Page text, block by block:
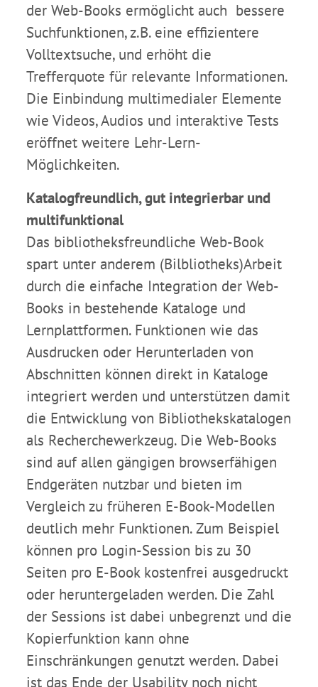
der Web-Books ermöglicht auch bessere
Suchfunktionen, z.B. eine effizientere
Volltextsuche, und erhöht die
Trefferquote für relevante Informationen.
Die Einbindung multimedialer Elemente
wie Videos, Audios und interaktive Tests
eröffnet weitere Lehr-Lern-
Möglichkeiten.
Katalogfreundlich, gut integrierbar und
multifunktional
Das bibliotheksfreundliche Web-Book
spart unter anderem (Bilbliotheks)Arbeit
durch die einfache Integration der Web-
Books in bestehende Kataloge und
Lernplattformen. Funktionen wie das
Ausdrucken oder Herunterladen von
Abschnitten können direkt in Kataloge
integriert werden und unterstützen damit
die Entwicklung von Bibliothekskatalogen
als Recherchewerkzeug. Die Web-Books
sind auf allen gängigen browserfähigen
Endgeräten nutzbar und bieten im
Vergleich zu früheren E-Book-Modellen
deutlich mehr Funktionen. Zum Beispiel
können pro Login-Session bis zu 30
Seiten pro E-Book kostenfrei ausgedruckt
oder heruntergeladen werden. Die Zahl
der Sessions ist dabei unbegrenzt und die
Kopierfunktion kann ohne
Einschränkungen genutzt werden. Dabei
ist das Ende der Usability noch nicht